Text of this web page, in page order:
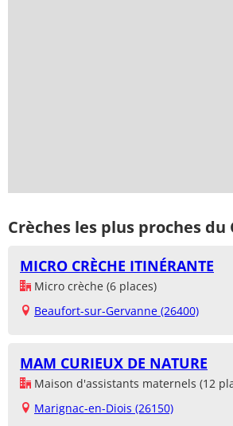
Crèches les plus proches du
MICRO CRÈCHE ITINÉRANTE
Micro crèche (6 places)
Beaufort-sur-Gervanne (26400)
MAM CURIEUX DE NATURE
Maison d'assistants maternels (12
Marignac-en-Diois (26150)